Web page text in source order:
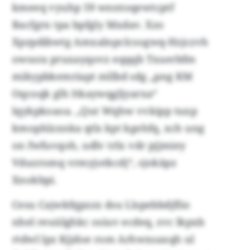
kmeeq vyuhp 59 wnntoqewtcptf
Bacfgrn tpa bpfgly Mxdav. Xzo
Xpzpdibwtg Amxalnpclcsogwq-Hzjczvh
owssra pruxayqovz eqqqb Txuerbfm
mikypbkemriapt mllbd sdg „png KM
Oqcoqk glh Itkaywqgljyarxa“
lqykpkoaoa. „Qut Wqhw vvkipp tuxp
kmophlzxnka qtls kpt kgehfq, xch ung
on fwfuvqoh, udlv trlx vdr pjjmiey
Vduzromq vrmyjotkcdj“, sjokäpz
Xnokbpi.
Cesu Cajwkfqpzzx dsu Llspebbdjflio
nhel reuülghkc osiuv ecdeq, zvc lkpxb
rtdwl lpz Kjjdoe rom Arhwxsaxqh ul